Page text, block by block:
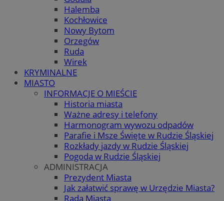
Halemba
Kochłowice
Nowy Bytom
Orzegów
Ruda
Wirek
KRYMINALNE
MIASTO
INFORMACJE O MIEŚCIE
Historia miasta
Ważne adresy i telefony
Harmonogram wywozu odpadów
Parafie i Msze Święte w Rudzie Śląskiej
Rozkłady jazdy w Rudzie Śląskiej
Pogoda w Rudzie Śląskiej
ADMINISTRACJA
Prezydent Miasta
Jak załatwić sprawę w Urzędzie Miasta?
Rada Miasta